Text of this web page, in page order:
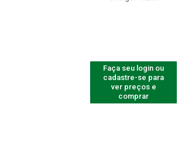
Faça seu login ou
cadastre-se para
ver preços e
comprar